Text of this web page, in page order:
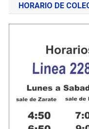
HORARIO DE